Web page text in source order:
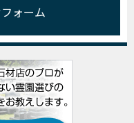
ォーム